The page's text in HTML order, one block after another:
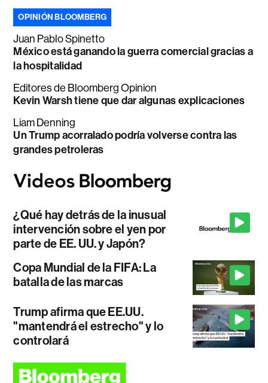
OPINIÓN BLOOMBERG
Juan Pablo Spinetto
México está ganando la guerra comercial gracias a
la hospitalidad
Editores de Bloomberg Opinion
Kevin Warsh tiene que dar algunas explicaciones
Liam Denning
Un Trump acorralado podría volverse contra las
grandes petroleras
¿Qué hay detrás de la inusual
intervención sobre el yen por
parte de EE. UU. y Japón?
Copa Mundial de la FIFA: La
batalla de las marcas
Trump afirma que EE.UU.
"mantendrá el estrecho" y lo
controlará